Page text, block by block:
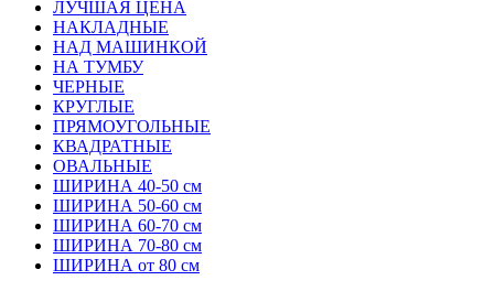
ЛУЧШАЯ ЦЕНА
НАКЛАДНЫЕ
НАД МАШИНКОЙ
НА ТУМБУ
ЧЕРНЫЕ
КРУГЛЫЕ
ПРЯМОУГОЛЬНЫЕ
КВАДРАТНЫЕ
ОВАЛЬНЫЕ
ШИРИНА 40-50 см
ШИРИНА 50-60 см
ШИРИНА 60-70 см
ШИРИНА 70-80 см
ШИРИНА от 80 см